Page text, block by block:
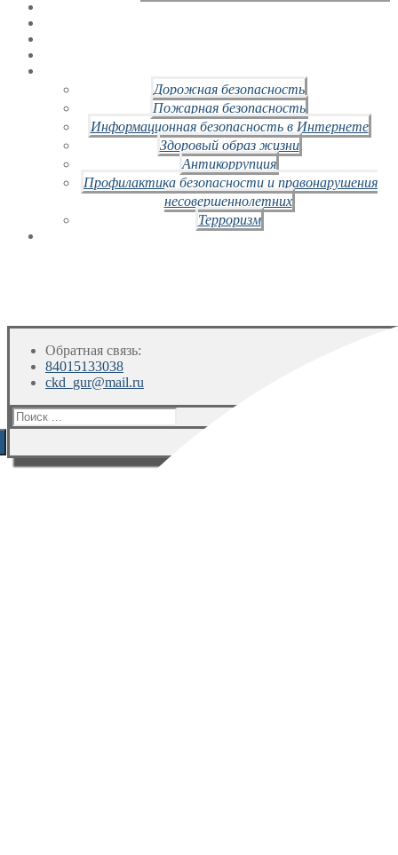
Дорожная безопасность
Пожарная безопасность
Информационная безопасность в Интернете
Здоровый образ жизни
Антикоррупция
Профилактика безопасности и правонарушения
несовершеннолетних
Терроризм
Обратная связь:
84015133038
ckd_gur@mail.ru
Искать: